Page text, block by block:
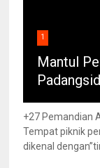
1
Mantul
+27 Pemandian
Tempat piknik
dikenal